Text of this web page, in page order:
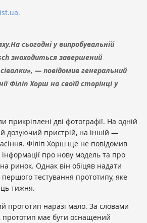
сьогодні у випробувальній
знаходиться завершений
— повідомив генеральний
Філіп Хорш на своїй сторінці у
прикріплені дві фотографії. На одній
дозуючий пристрій, на іншій —
Філіп Хорш ще не повідомив
інформації про нову модель та про
ринок. Однак він обіцяв надати
тестування прототипу, яке
тижня.
прототип наразі мало. За словами
прототип має бути оснащений